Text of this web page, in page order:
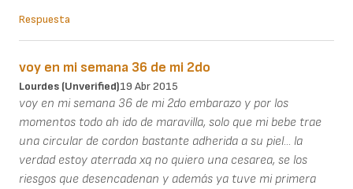
Respuesta
voy en mi semana 36 de mi 2do
Lourdes (unverified)19 Abr 2015
voy en mi semana 36 de mi 2do embarazo y por los
momentos todo ah ido de maravilla, solo que mi bebe trae
una circular de cordon bastante adherida a su piel... la
verdad estoy aterrada xq no quiero una cesarea, se los
riesgos que desencadenan y además ya tuve mi primera